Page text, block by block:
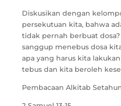
Diskusikan dengan
persekutuan kita, bahwa
tidak pernah berbuat
sanggup menebus dosa
apa yang harus kita
tebus dan kita beroleh
Pembacaan Alkitab